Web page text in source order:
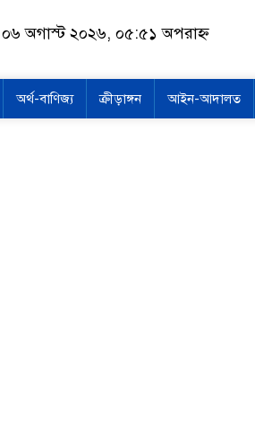
অগাস্ট ২০২৬, ০৫:৫১ অপরাহ্ন
অর্থ-বাণিজ্য ক্রীড়াঙ্গন আইন-আদালত